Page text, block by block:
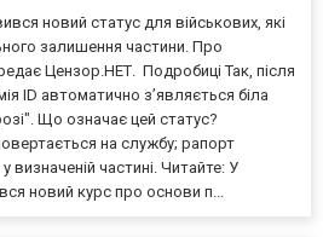
новий статус для військових, які
залишення частини. Про
Цензор.НЕТ. Подробиці Так, після
ID автоматично з’являється біла
Що означає цей статус?
на службу; рапорт
визначеній частині. Читайте: У
новий курс про основи п...